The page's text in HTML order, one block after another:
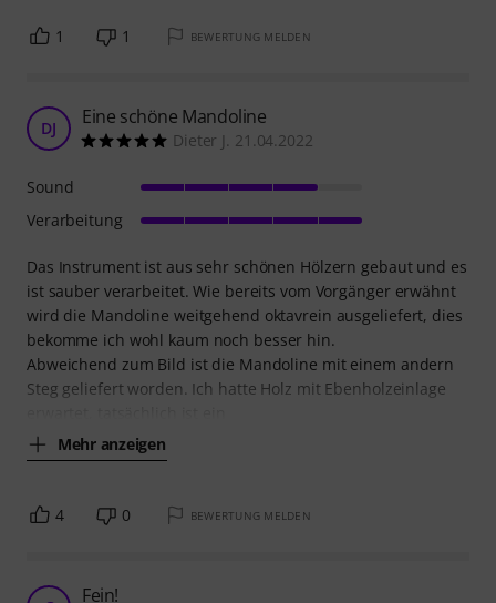
1 1 BEWERTUNG MELDEN
DJ Eine schöne Mandoline
Dieter J. 21.04.2022
Das Instrument ist aus sehr schönen Hölzern gebaut und es
ist sauber verarbeitet. Wie bereits vom Vorgänger erwähnt
wird die Mandoline weitgehend oktavrein ausgeliefert, dies
bekomme ich wohl kaum noch besser hin.
Abweichend zum Bild ist die Mandoline mit einem andern
Steg geliefert worden. Ich hatte Holz mit Ebenholzeinlage
Mehr anzeigen
Sound
Verarbeitung
4 0 BEWERTUNG MELDEN
Fein!